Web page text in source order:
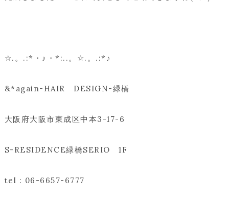
☆.。.:*・♪・*:..。☆.。.:*♪
&*again-HAIR DESIGN-緑橋
大阪府大阪市東成区中本3-17-6
S-RESIDENCE緑橋SERIO 1F
tel : 06-6657-6777